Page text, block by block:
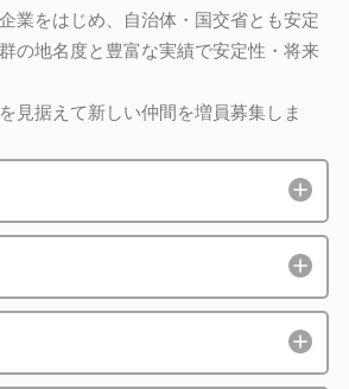
業をはじめ、自治体・国交省とも安定
の地名度と豊富な実績で安定性・将来
見据えて新しい仲間を増員募集しま